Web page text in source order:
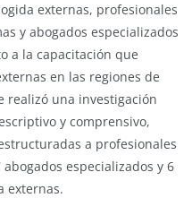
externas, profesionales
y abogados especializados
a la capacitación que
en las regiones de
realizó una investigación
y comprensivo,
a profesionales
especializados y 6
externas.